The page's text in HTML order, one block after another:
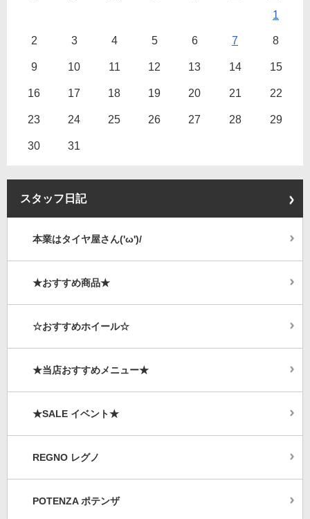
1
2 3 4 5 6 7 8
9 10 11 12 13 14 15
16 17 18 19 20 21 22
23 24 25 26 27 28 29
30 31
スタッフ日記
本業はタイヤ屋さん('ω')/
★おすすめ商品★
☆おすすめホイール☆
★当店おすすめメニュー★
★SALE イベント★
REGNO レグノ
POTENZA ポテンザ